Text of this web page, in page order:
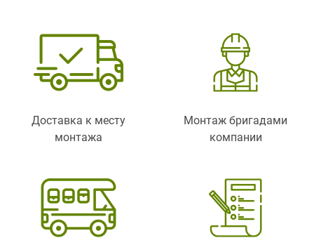
Доставка к месту
монтажа
Монтаж бригадами
компании